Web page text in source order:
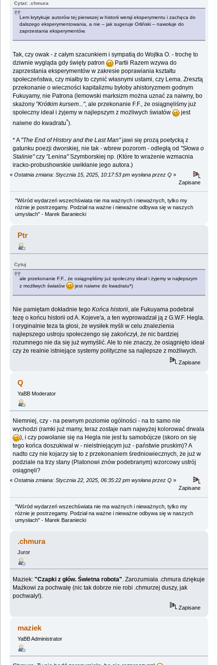
Cytat: .chmura
Lem krytykuje autorów tej pierwszej w historii wersji eksperymentu i zachęca do
dalszego eksperymentowania, a nie – jak sugeruje Orliński – nawołuje do
zaprzestania eksperymentów.
Tak, czy owak - z całym szacunkiem i sympatią do Wojtka O. - trochę to
dziwnie wygląda gdy święty patron
Partii Razem wzywa do
zaprzestania eksperymentów w zakresie poprawiania kształtu
społeczeństwa, czy miałby to czynić własnymi ustami, czy Lema. Zresztą
przekonanie o wieczności kapitalizmu byłoby ahistoryzmem godnym
Fukuyamy, nie Patrona (lemowski marksizm można uznać za naiwny, bo
skażony "Krótkim kursem...", ale przekonanie F.F., że osiągnęliśmy już
społeczny ideał i żyjemy w najlepszym z możliwych światów
jest
naiwne do kwadratu*).
* A "The End of History and the Last Man"jawi się prozą poetycką z
gatunku poezji dworskiej, nie tak - wbrew pozorom - odległą od "Słowa o
Stalinie"czy "Lenina"Szymborskiej np. (Które to wrażenie wzmacnia
iracko-probushowskie uwikłanie jego autora.)
« Ostatnia zmiana: Stycznia 15, 2025, 10:17:53 pm wysłana przez Q »
Zapisane
"Wśród wydarzeń wszechświata nie ma ważnych i nieważnych, tylko my
różnie je postrzegamy. Podział na ważne i nieważne odbywa się w naszych
umysłach" - Marek Baraniecki
Ptr
Cytuj
ale przekonanie F.F., że osiągnęliśmy już społeczny ideał i żyjemy w najlepszym
z możliwych światów
jest naiwne do kwadratu*)
Nie pamiętam dokładnie tegoKońca historii, ale Fukuyama podebrał
tezę o końcu historii od A. Kojeve'a, a ten wyprowadzał ją z G.W.F. Hegla.
I oryginalnie teza ta głosi, że wysiłek myśli w celu znalezienia
najlepszego ustroju społeczengo się zakończył, że nic bardziej
rozumnego nie da się już wymyślić. Ale to nie znaczy, że osiągnięto ideał
czy że realnie istniejące systemy polityczne sa najlepsze z możliwych.
Zapisane
Q
YaBB Moderator
Niemniej, czy - na pewnym poziomie ogólności - na to samo nie
wychodzi (ramki już mamy, teraz zostaje nam najwyżej kolorować drwala
), i czy powołanie się na Hegla nie jest tu samobójcze (skoro on się
tego końca doszukiwał w - nieistniejącym już - państwie pruskim)? A
nadto czy nie kojarzy się to z przekonaniem średniowiecznych, że już w
podziale na trzy stany (Platonowi znów podebranym) wzorcowy ustrój
osiągnęli?
« Ostatnia zmiana: Stycznia 22, 2025, 06:35:22 pm wysłana przez Q »
Zapisane
"Wśród wydarzeń wszechświata nie ma ważnych i nieważnych, tylko my
różnie je postrzegamy. Podział na ważne i nieważne odbywa się w naszych
umysłach" - Marek Baraniecki
.chmura
Juror
Maziek: "Czapki z głów. Świetna robota" . Zarozumiała .chmura dziękuje
Maźkowi za pochwałę (nic tak dobrze nie robi .chmurzej duszy, jak
pochwały!).
Zapisane
maziek
YaBB Administrator